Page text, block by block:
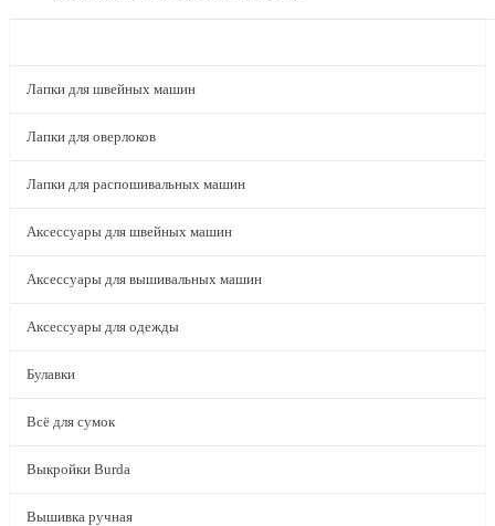
Лапки для швейных машин
Лапки для оверлоков
Лапки для распошивальных машин
Аксессуары для швейных машин
Аксессуары для вышивальных машин
Аксессуары для одежды
Булавки
Всё для сумок
Выкройки Burda
Вышивка ручная